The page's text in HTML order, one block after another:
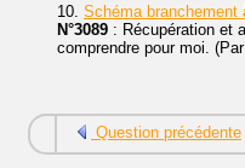
10. Schéma branchement
N°3089 : Récupération et
comprendre pour moi.
Question précédente